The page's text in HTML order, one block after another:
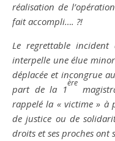
réalisation de
fait accompli…. ?!
Le regrettable
interpelle une élue
déplacée et incongrue
part de la 1
ère
rappelé la « victime » à
de justice ou de
droits et ses proches ont